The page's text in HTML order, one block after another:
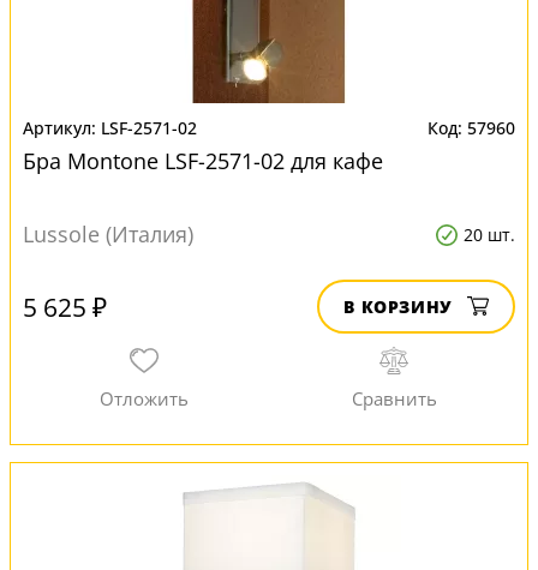
LSF-2571-02 57960
Бра Montone LSF-2571-02 для кафе
Lussole (Италия) 20 шт.
5 625 ₽ В КОРЗИНУ